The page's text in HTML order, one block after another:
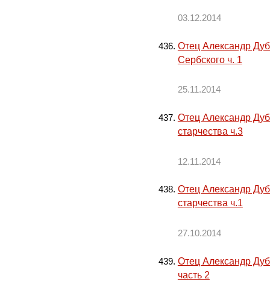
03.12.2014
Отец Александр
Сербского ч. 1
25.11.2014
Отец Александр
старчества ч.3
12.11.2014
Отец Александр
старчества ч.1
27.10.2014
Отец Александр
часть 2